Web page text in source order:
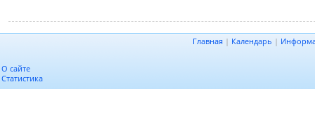
Главная | Календарь |
О сайте
Статистика